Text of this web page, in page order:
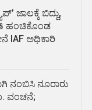
ಜಾಲಕ್ಕೆ ಬಿದ್ದು,
ಹಂಚಿಕೊಂಡ
IAF ಅಧಿಕಾರಿ
ನಂಬಿಸಿ ನೂರಾರು
ವಂಚನೆ;